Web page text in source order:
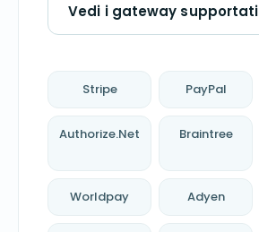
Vedi i gateway supportati
Stripe PayPal
Authorize.Net Braintree
Worldpay Adyen